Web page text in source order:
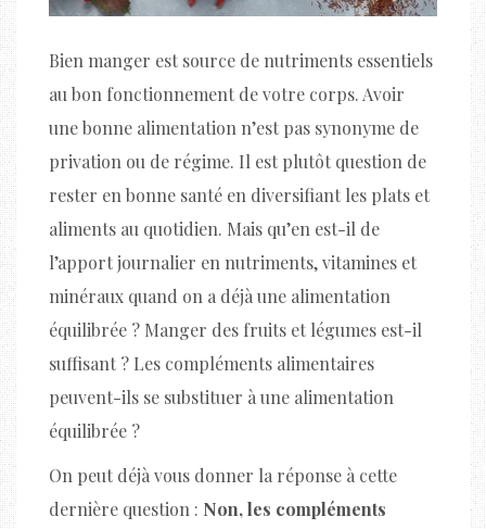
Bien manger est source de nutriments essentiels
au bon fonctionnement de votre corps. Avoir
une bonne alimentation n’est pas synonyme de
privation ou de régime. Il est plutôt question de
rester en bonne santé en diversifiant les plats et
aliments au quotidien. Mais qu’en est-il de
l’apport journalier en nutriments, vitamines et
minéraux quand on a déjà une alimentation
équilibrée ? Manger des fruits et légumes est-il
suffisant ? Les compléments alimentaires
peuvent-ils se substituer à une alimentation
équilibrée ?
On peut déjà vous donner la réponse à cette
dernière question : Non, les compléments